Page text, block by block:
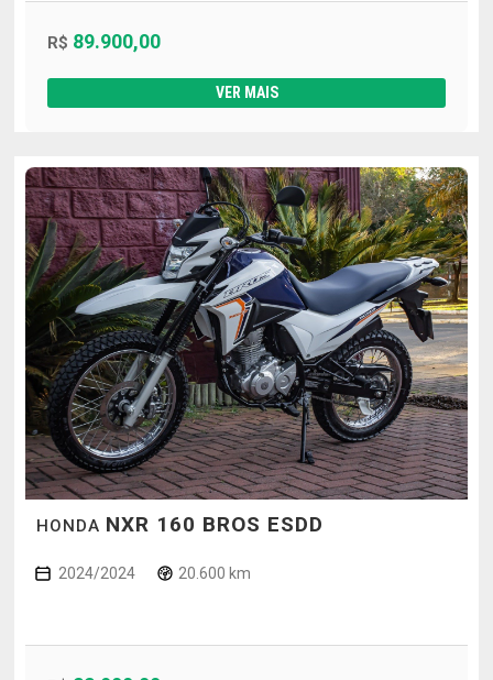
R$ 89.900,00
VER MAIS
HONDA NXR 160 BROS ESDD
2024/2024 20.600 km